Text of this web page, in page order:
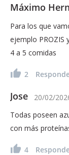
Máximo
Para los que
ejemplo PROZIS
4 a 5 comidas
2
Jose 20/02/
Todas poseen
con más
4